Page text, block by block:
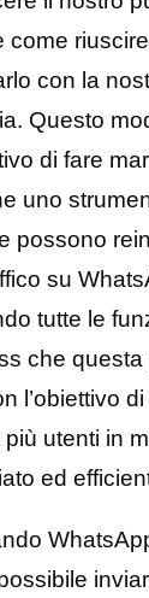
o
9
che
cos’è il